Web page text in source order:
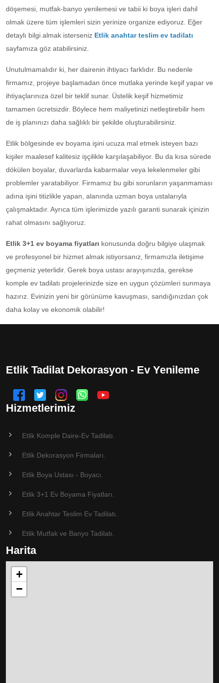
döşemesi, mutfak-banyo yenilemesi ve tabii ki boya işleri dahil
olmak üzere tüm işlemleri sizin yerinize organize ediyoruz. Eğer
detaylı bilgi almak isterseniz Etlik anahtar teslim ev tadilatı
sayfamıza göz atabilirsiniz.
Unutulmamalıdır ki, her dairenin ihtiyacı farklıdır. Bu nedenle
firmamız, projeye başlamadan önce mutlaka yerinde keşif yapar ve
ihtiyaçlarınıza özel bir teklif sunar. Üstelik keşif hizmetimiz
tamamen ücretsizdir. Böylece hem maliyetinizi netleştirebilir hem
de iş planınızı daha sağlıklı bir şekilde oluşturabilirsiniz.
Etlik bölgesinde ev boyama işini ucuza mal etmek isteyen bazı
kişiler maalesef kalitesiz işçilikle karşılaşabiliyor. Bu da kısa sürede
dökülen boyalar, duvarlarda kabarmalar veya lekelenmeler gibi
problemler yaratabiliyor. Firmamız bu gibi sorunların yaşanmaması
adına işini titizlikle yapan, alanında uzman boya ustalarıyla
çalışmaktadır. Ayrıca tüm işlerimizde yazılı garanti sunarak içinizin
rahat olmasını sağlıyoruz.
Etlik 3+1 ev boyama fiyatları konusunda doğru bilgiye ulaşmak
ve profesyonel bir hizmet almak istiyorsanız, firmamızla iletişime
geçmeniz yeterlidir. Gerek boya ustası arayışınızda, gerekse
komple ev tadilatı projelerinizde size en uygun çözümleri sunmaya
hazırız. Evinizin yeni bir görünüme kavuşması, sandığınızdan çok
daha kolay ve ekonomik olabilir!
Etlik Tadilat Dekorasyon - Ev Yenileme
Hizmetlerimiz
Etlik Komple Daire-Ev Tadilatı.
Etlik Dekorasyon Firmaları.
Etlik Boya Ustası - Boyacı.
Etlik 3+1 Ev Boyama Fiyatları.
Etlik Anahtar Teslim Ev Tadilatı.
Etlik Mutfak ve Banyo Tadilatı.
Harita
+
−